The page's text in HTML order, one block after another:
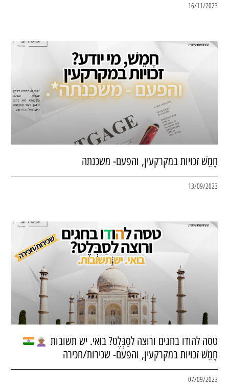
16/11/2023
חָמֵשׁ זכויות במקרקעין, והפעם- משכנתה
13/09/2023
טסה להודו בחגים ורוצה לסַבְּלֶט? בואי. יש תשובות
חָמֵשׁ זכויות במקרקעין, והפעם- שכירות/חכירה
07/09/2023